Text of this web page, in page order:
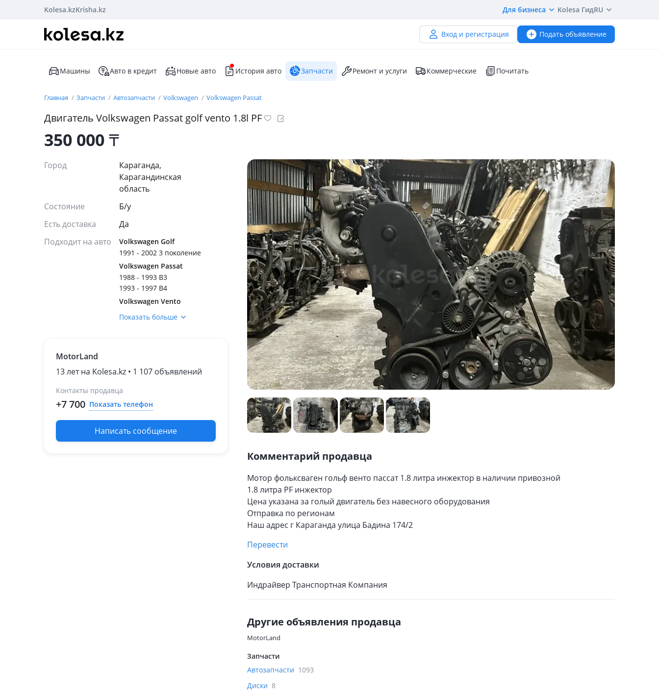
Kolesa.kzKrisha.kz Для бизнеса Kolesa ГидRU
Вход и регистрация Подать объявление
Машины Авто в кредит Новые авто История авто Запчасти Ремонт и услуги Коммерческие Почитать
Главная Запчасти Автозапчасти Volkswagen Volkswagen Passat
Двигатель Volkswagen Passat golf vento 1.8l PF
350 000₸
Город
Караганда,
Карагандинская
область
Состояние
Б/y
Есть доставка
Да
Подходит на авто
Volkswagen Golf
1991 - 2002 3 поколение
Volkswagen Passat
1988 - 1993 B3
1993 - 1997 B4
Volkswagen Vento
1992 - 1998 1 поколение
Показать больше
MotorLand
13 лет на Kolesa.kz • 1 107 объявлений
Контакты продавца
+7 700 Показать телефон
Написать сообщение
Комментарий продавца
Мотор фольксваген гольф венто пассат 1.8 литра инжектор в наличии привозной
1.8 литра PF инжектор
Цена указана за голый двигатель без навесного оборудования
Отправка по регионам
Наш адрес г Караганда улица Бадина 174/2
Перевести
Условия доставки
Индрайвер Транспортная Компания
Другие объявления продавца
MotorLand
Запчасти
Автозапчасти 1093
Диски 8